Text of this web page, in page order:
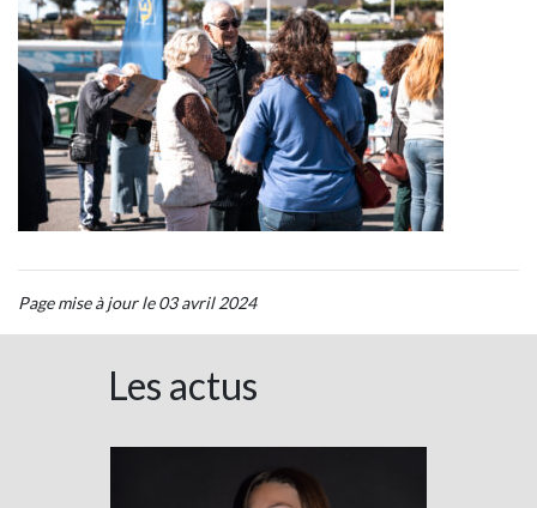
Page mise à jour le 03 avril 2024
Les actus